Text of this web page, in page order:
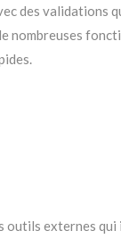
des validations
nombreuses
outils externes qui